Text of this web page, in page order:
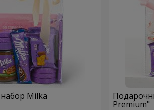
Milka
Premium"